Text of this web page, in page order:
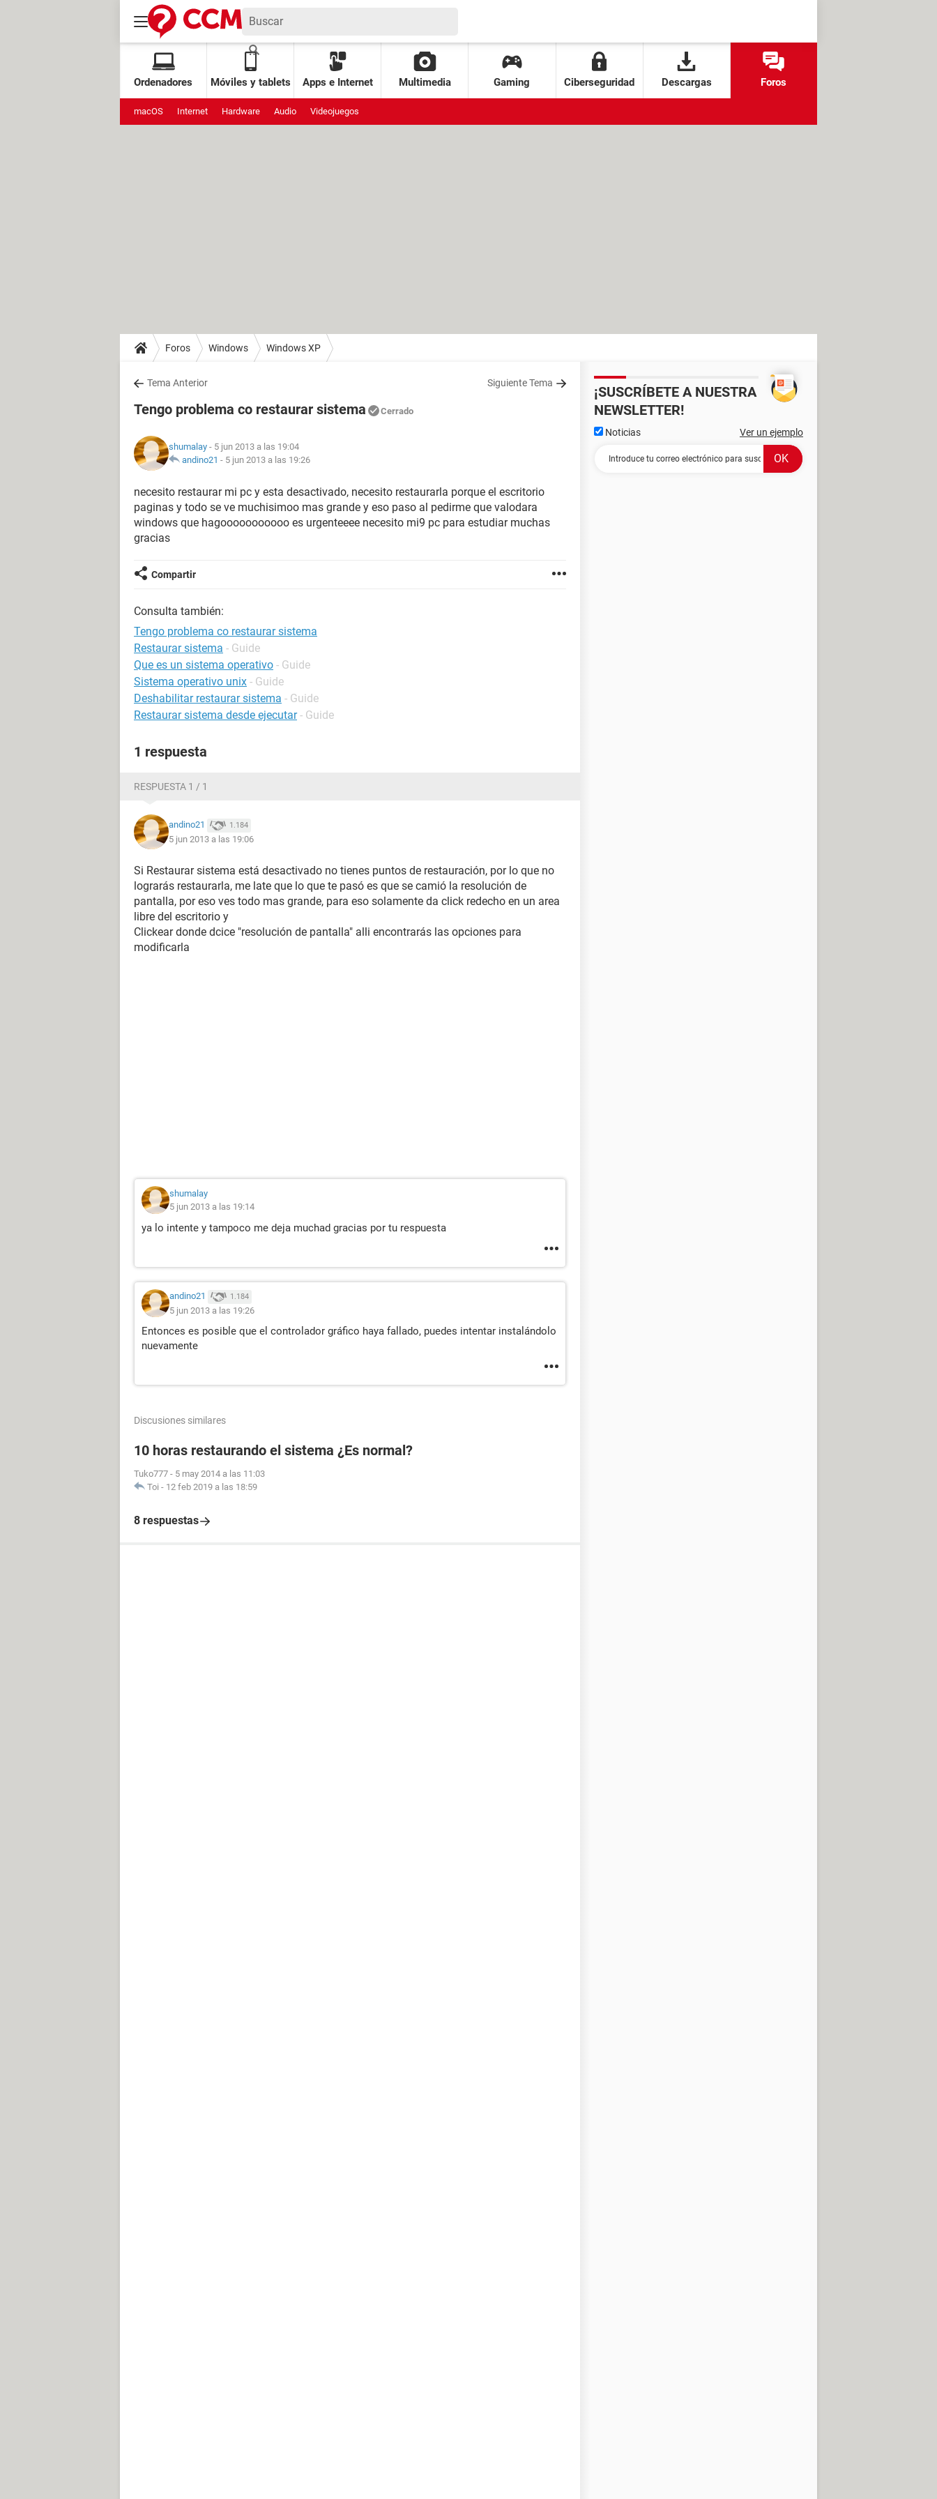
Ordenadores Móviles y tablets Apps e Internet Multimedia Gaming Ciberseguridad Descargas Foros
macOS Internet Hardware Audio Videojuegos
Foros Windows Windows XP
Tema Anterior Siguiente Tema
Tengo problema co restaurar sistema Cerrado
shumalay - 5 jun 2013 a las 19:04
andino21 - 5 jun 2013 a las 19:26
necesito restaurar mi pc y esta desactivado, necesito restaurarla porque el escritorio
paginas y todo se ve muchisimoo mas grande y eso paso al pedirme que valodara
windows que hagooooooooooo es urgenteeee necesito mi9 pc para estudiar muchas
gracias
Compartir
Consulta también:
Tengo problema co restaurar sistema
Restaurar sistema - Guide
Que es un sistema operativo - Guide
Sistema operativo unix - Guide
Deshabilitar restaurar sistema - Guide
Restaurar sistema desde ejecutar - Guide
1 respuesta
RESPUESTA 1 / 1
andino21 1.184
5 jun 2013 a las 19:06
Si Restaurar sistema está desactivado no tienes puntos de restauración, por lo que no
lograrás restaurarla, me late que lo que te pasó es que se camió la resolución de
pantalla, por eso ves todo mas grande, para eso solamente da click redecho en un area
libre del escritorio y
Clickear donde dcice "resolución de pantalla" alli encontrarás las opciones para
modificarla
shumalay
5 jun 2013 a las 19:14
ya lo intente y tampoco me deja muchad gracias por tu respuesta
andino21 1.184
5 jun 2013 a las 19:26
Entonces es posible que el controlador gráfico haya fallado, puedes intentar instalándolo
nuevamente
Discusiones similares
10 horas restaurando el sistema ¿Es normal?
Tuko777 - 5 may 2014 a las 11:03
Toi - 12 feb 2019 a las 18:59
8 respuestas
¡SUSCRÍBETE A NUESTRA
NEWSLETTER!
Noticias Ver un ejemplo